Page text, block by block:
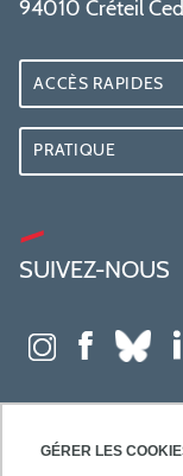
GÉRER LES
94010 Créteil
ACCÈS RAPIDES
PRATIQUE
SUIVEZ-NOUS